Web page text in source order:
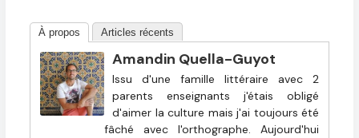
À propos Articles récents
Amandin Quella-Guyot
Issu d'une famille littéraire avec 2
parents enseignants j'étais obligé
d'aimer la culture mais j'ai toujours été
fâché avec l'orthographe. Aujourd'hui